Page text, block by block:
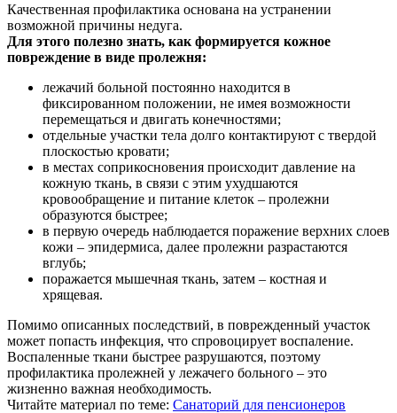
Качественная профилактика основана на устранении
возможной причины недуга.
Для этого полезно знать, как формируется кожное
повреждение в виде пролежня:
лежачий больной постоянно находится в
фиксированном положении, не имея возможности
перемещаться и двигать конечностями;
отдельные участки тела долго контактируют с твердой
плоскостью кровати;
в местах соприкосновения происходит давление на
кожную ткань, в связи с этим ухудшаются
кровообращение и питание клеток – пролежни
образуются быстрее;
в первую очередь наблюдается поражение верхних слоев
кожи – эпидермиса, далее пролежни разрастаются
вглубь;
поражается мышечная ткань, затем – костная и
хрящевая.
Помимо описанных последствий, в поврежденный участок
может попасть инфекция, что спровоцирует воспаление.
Воспаленные ткани быстрее разрушаются, поэтому
профилактика пролежней у лежачего больного – это
жизненно важная необходимость.
Читайте материал по теме: Санаторий для пенсионеров